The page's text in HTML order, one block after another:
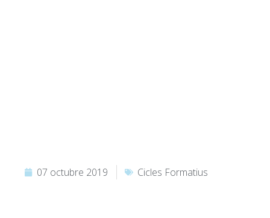
07 octubre 2019 Cicles Formatius